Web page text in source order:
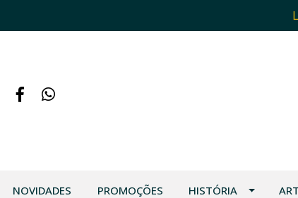
NOVIDADES PROMOÇÕES HISTÓRIA